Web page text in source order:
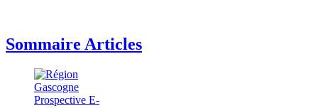
Sommaire Articles